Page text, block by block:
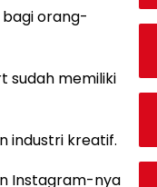
orang-
sudah memiliki
industri kreatif.
Instagram-nya